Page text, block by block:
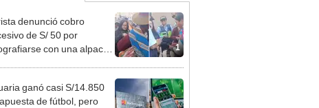
1
denunció cobro
de S/ 50 por
con una alpaca
ganó casi S/14.850
de fútbol, pero